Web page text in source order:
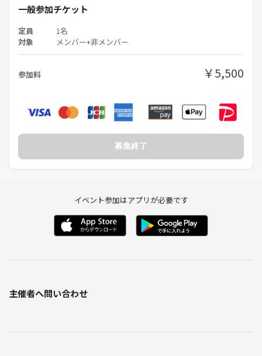
一般参加チケット
定員 1名
対象 メンバー+非メンバー
参加料 ￥5,500
募集終了
イベント参加はアプリが必要です
主催者へ問い合わせ